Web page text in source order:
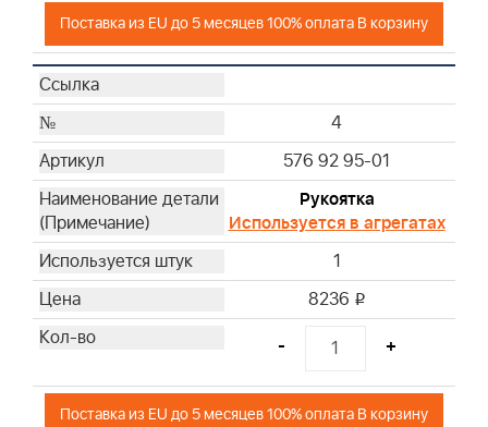
Поставка из EU до 5 месяцев 100% оплата В корзину
4
576 92 95-01
Рукоятка
Используется в агрегатах
1
8236 i
- +
Поставка из EU до 5 месяцев 100% оплата В корзину